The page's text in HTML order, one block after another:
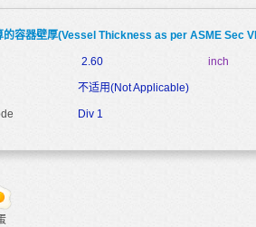
的容器壁厚(Vessel Thickness as per ASME Sec
2.60 inch
不适用(Not Applicable)
Div 1